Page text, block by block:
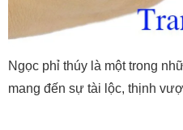
Ngọc phỉ thúy là một trong
mang đến sự tài lộc, thịnh